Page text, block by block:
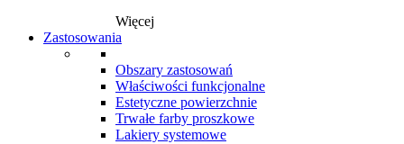
Więcej
Zastosowania
Obszary zastosowań
Właściwości funkcjonalne
Estetyczne powierzchnie
Trwałe farby proszkowe
Lakiery systemowe